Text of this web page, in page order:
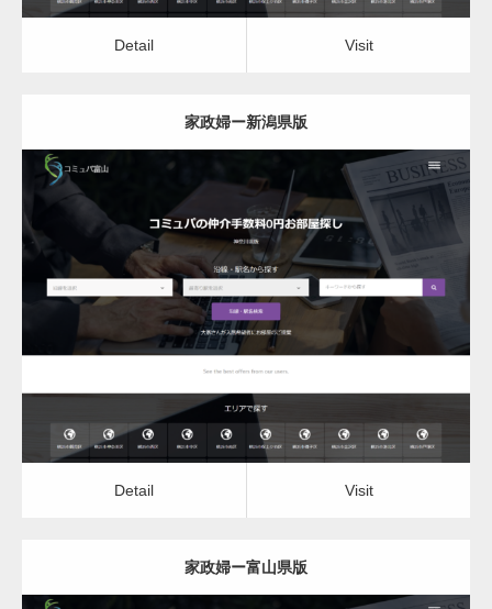
Detail Visit
家政婦ー新潟県版
更新日： 2022.12.06
Detail Visit
Detail Visit
家政婦ー富山県版